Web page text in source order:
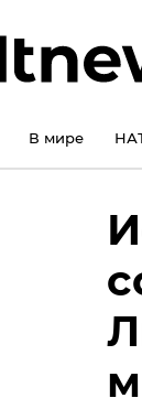
В мире